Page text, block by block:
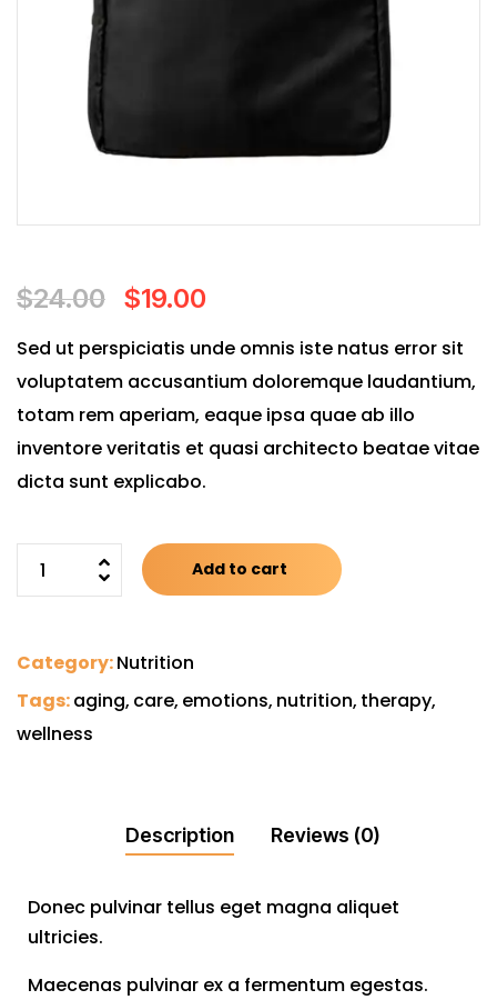
$24.00 $19.00
Sed ut perspiciatis unde omnis iste natus error sit
voluptatem accusantium doloremque laudantium,
totam rem aperiam, eaque ipsa quae ab illo
inventore veritatis et quasi architecto beatae vitae
dicta sunt explicabo.
Add to cart
Category:Nutrition
Tags:aging, care, emotions, nutrition, therapy,
wellness
Description Reviews (0)
Donec pulvinar tellus eget magna aliquet
ultricies.
Maecenas pulvinar ex a fermentum egestas.